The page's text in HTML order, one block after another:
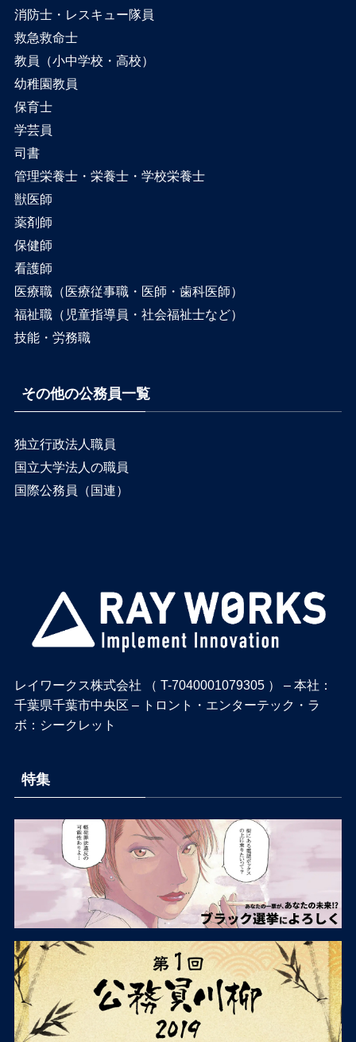
消防士・レスキュー隊員
救急救命士
教員（小中学校・高校）
幼稚園教員
保育士
学芸員
司書
管理栄養士・栄養士・学校栄養士
獣医師
薬剤師
保健師
看護師
医療職（医療従事職・医師・歯科医師）
福祉職（児童指導員・社会福祉士など）
技能・労務職
その他の公務員一覧
独立行政法人職員
国立大学法人の職員
国際公務員（国連）
レイワークス株式会社 （ T-7040001079305 ） – 本社：
千葉県千葉市中央区 – トロント・エンターテック・ラ
ボ：シークレット
特集